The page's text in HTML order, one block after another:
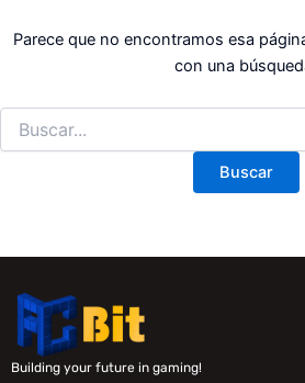
Parece que no encontramos esa
con una
Building your future in gaming!